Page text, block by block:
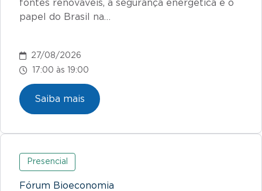
fontes renováveis, a segurança energética e o
papel do Brasil na…
Saiba mais
27/08/2026
17:00 às 19:00
Presencial
Fórum Bioeconomia